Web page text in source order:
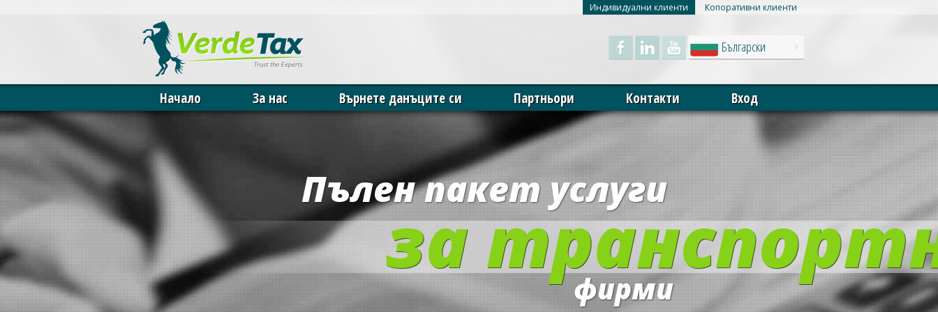
privacy and cookies policy.X
Индивидуални клиенти Копоративни клиенти
Български
Начало За нас Върнете данъците си Партньори Контакти Вход
Пълен пакет услуги
за
фирми